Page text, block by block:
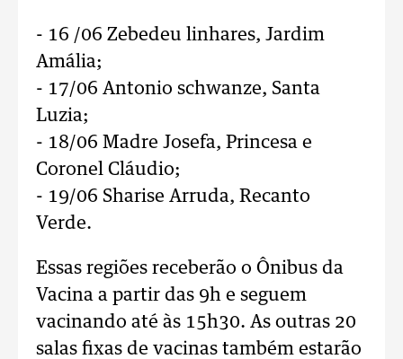
- 16 /06 Zebedeu linhares, Jardim
Amália;
- 17/06 Antonio schwanze, Santa
Luzia;
- 18/06 Madre Josefa, Princesa e
Coronel Cláudio;
- 19/06 Sharise Arruda, Recanto
Verde.
Essas regiões receberão o Ônibus da
Vacina a partir das 9h e seguem
vacinando até às 15h30. As outras 20
salas fixas de vacinas também estarão